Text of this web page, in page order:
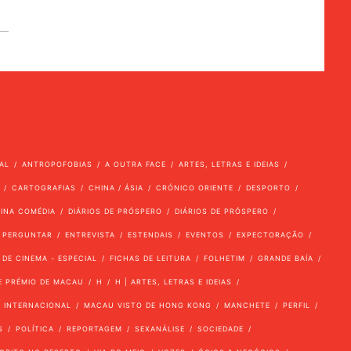
ANTROPOFOBIAS A OUTRA FACE ARTES, LETRAS E IDEIAS
CARTOGRAFIAS CHINA / ÁSIA CRÓNICO ORIENTE DESPORTO
COMÉDIA DIÁRIOS DE PRÓSPERO DIÁRIOS DE PRÓSPERO
ENTREVISTA ESTENDAIS EVENTOS EXPECTORAÇÃO
CINEMA - ESPECIAL FICHAS DE LEITURA FOLHETIM GRANDE BAÍA
PRÉMIO DE MACAU H H | ARTES, LETRAS E IDEIAS
INTERNACIONAL MACAU VISTO DE HONG KONG MANCHETE PERFIL
POLÍTICA REPORTAGEM SEXANÁLISE SOCIEDADE